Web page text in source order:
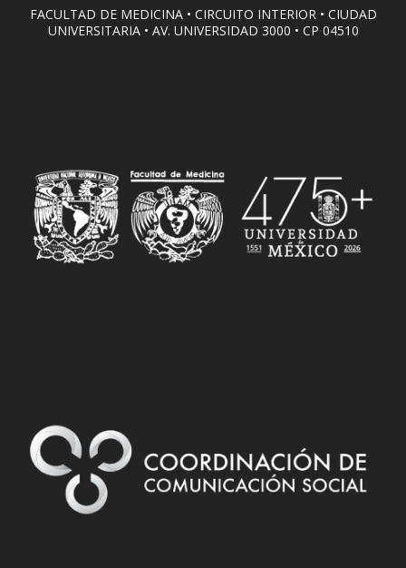
FACULTAD DE MEDICINA • CIRCUITO INTERIOR • CIUDAD
UNIVERSITARIA • AV. UNIVERSIDAD 3000 • CP 04510